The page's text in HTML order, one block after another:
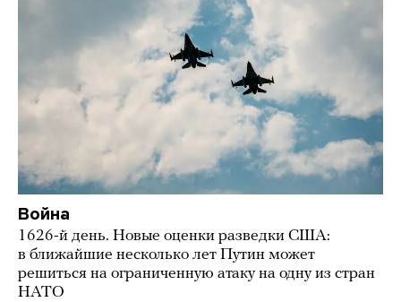
Война
1626-й день. Новые оценки разведки США:
в ближайшие несколько лет Путин может
решиться на ограниченную атаку на одну из стран
НАТО